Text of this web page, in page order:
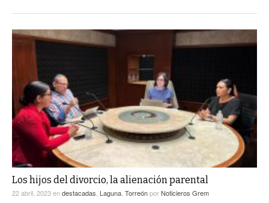
Los hijos del divorcio, la alienación parental
22 abril, 2023endestacadas, Laguna, TorreónporNoticieros Grem